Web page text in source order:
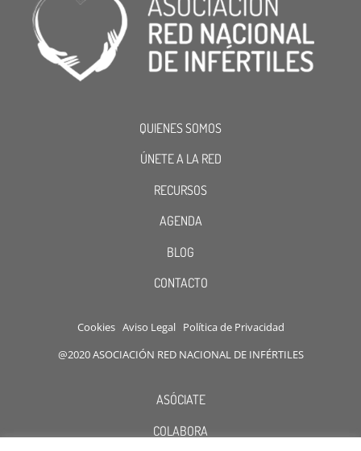
QUIENES SOMOS
ÚNETE A LA RED
RECURSOS
AGENDA
BLOG
CONTACTO
Cookies Aviso Legal Política de Privacidad
@2020 ASOCIACIÓN RED NACIONAL DE INFÉRTILES
ASÓCIATE
COLABORA